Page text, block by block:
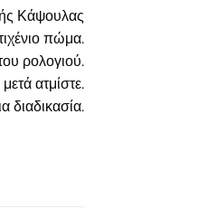
Κάψουλας
πώμα.
ρολογιού.
ατμίστε.
διαδικασία.